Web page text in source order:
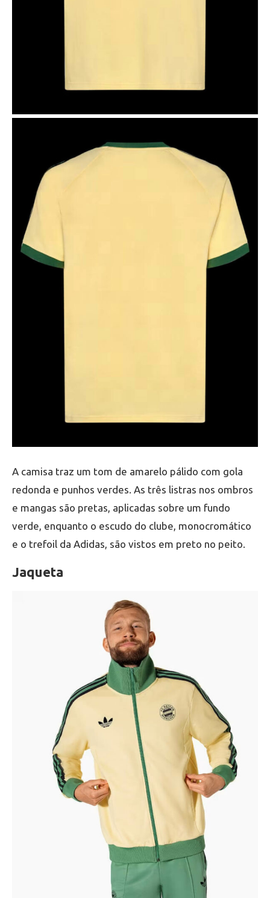
A camisa traz um tom de amarelo pálido com gola
redonda e punhos verdes. As três listras nos ombros
e mangas são pretas, aplicadas sobre um fundo
verde, enquanto o escudo do clube, monocromático
e o trefoil da Adidas, são vistos em preto no peito.
Jaqueta